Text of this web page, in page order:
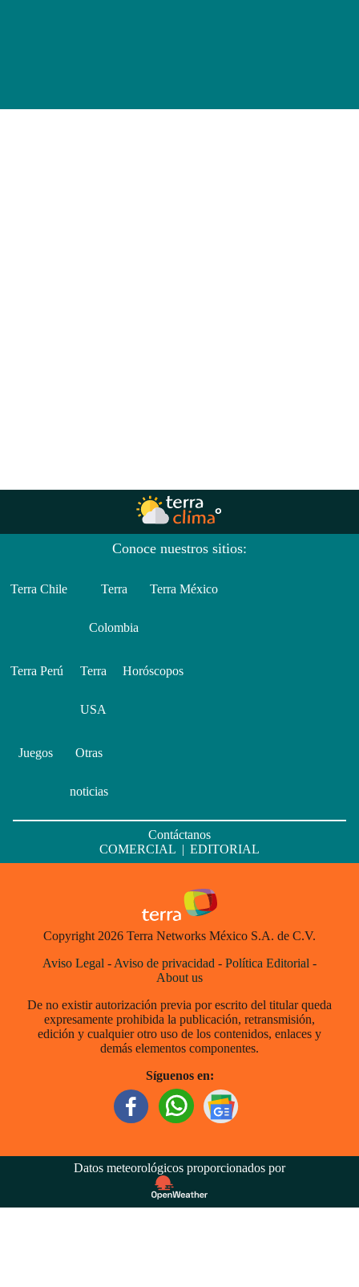
Conoce nuestros sitios:
Terra Chile Terra
Colombia
Terra México
Terra Perú Terra
USA
Horóscopos
Juegos Otras
noticias
Contáctanos
COMERCIAL | EDITORIAL
Copyright 2026 Terra Networks México S.A. de C.V.
Aviso Legal - Aviso de privacidad - Política Editorial -
About us
De no existir autorización previa por escrito del titular queda
expresamente prohibida la publicación, retransmisión,
edición y cualquier otro uso de los contenidos, enlaces y
demás elementos componentes.
Síguenos en:
Datos meteorológicos proporcionados por